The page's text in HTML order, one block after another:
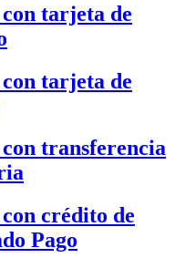
tarjeta de
tarjeta de
transferencia
crédito de
Pago